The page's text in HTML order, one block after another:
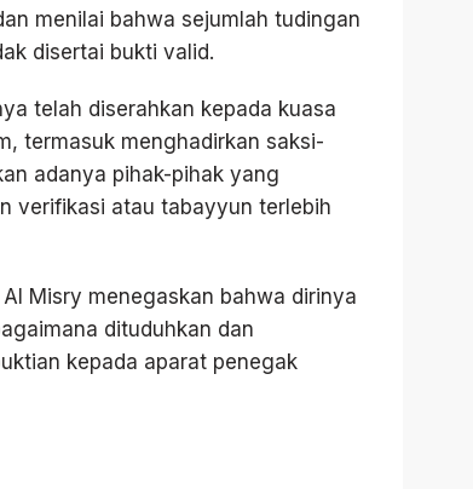
menilai bahwa sejumlah tudingan
disertai bukti valid.
telah diserahkan kepada kuasa
termasuk menghadirkan saksi-
adanya pihak-pihak yang
verifikasi atau tabayyun terlebih
Misry menegaskan bahwa dirinya
dituduhkan dan
kepada aparat penegak